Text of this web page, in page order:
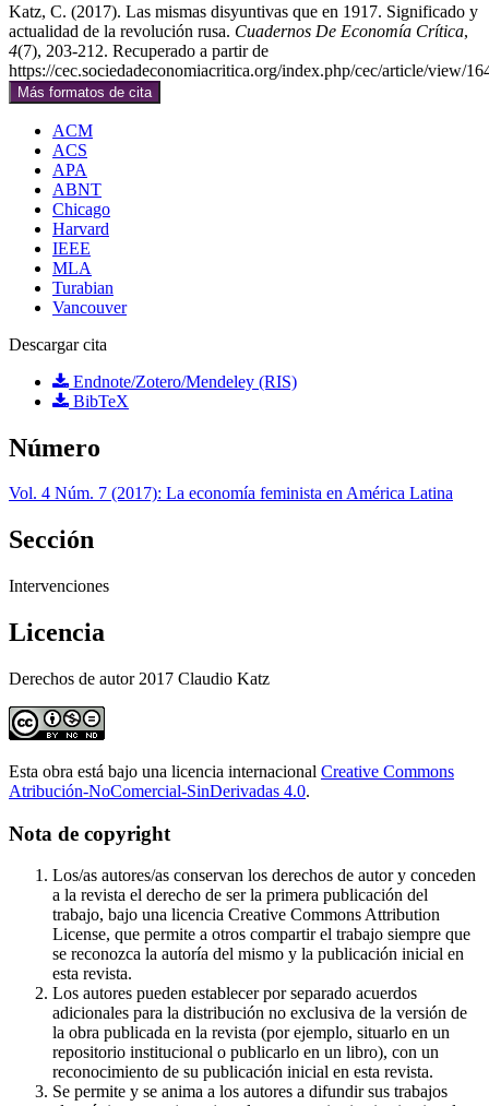
Katz, C. (2017). Las mismas disyuntivas que en 1917. Significado y
actualidad de la revolución rusa. Cuadernos De Economía Crítica,
4(7), 203-212. Recuperado a partir de
https://cec.sociedadeconomiacritica.org/index.php/cec/article/view/
Más formatos de cita
ACM
ACS
APA
ABNT
Chicago
Harvard
IEEE
MLA
Turabian
Vancouver
Descargar cita
Endnote/Zotero/Mendeley (RIS)
BibTeX
Número
Vol. 4 Núm. 7 (2017): La economía feminista en América Latina
Sección
Intervenciones
Licencia
Derechos de autor 2017 Claudio Katz
Esta obra está bajo una licencia internacional Creative Commons
Atribución-NoComercial-SinDerivadas 4.0.
Nota de copyright
Los/as autores/as conservan los derechos de autor y conceden
a la revista el derecho de ser la primera publicación del
trabajo, bajo una licencia Creative Commons Attribution
License, que permite a otros compartir el trabajo siempre que
se reconozca la autoría del mismo y la publicación inicial en
esta revista.
Los autores pueden establecer por separado acuerdos
adicionales para la distribución no exclusiva de la versión de
la obra publicada en la revista (por ejemplo, situarlo en un
repositorio institucional o publicarlo en un libro), con un
reconocimiento de su publicación inicial en esta revista.
Se permite y se anima a los autores a difundir sus trabajos